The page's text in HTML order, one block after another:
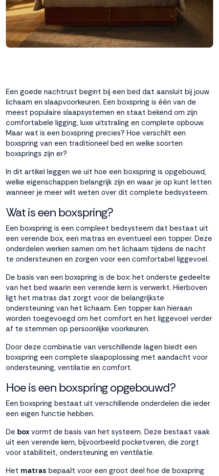
interactie met ons
binnen en buiten
onze website te
volgen. Dat doen we
legitiem en belangrijk,
alle
cookieinstellingen en
lees hier onze privacy
policy. Door te
accepteren geef je
toestemming voor
onze marketing
Weigeren? Dan
plaatsen we alleen
functionele en
Accepteren
Een goede nachtrust begint bij een bed dat aansluit bij jouw
lichaam en slaapvoorkeuren. Een boxspring is één van de
meest populaire slaapsystemen en staat bekend om zijn
comfortabele ligging, luxe uitstraling en complete opbouw.
Maar wat is een boxspring precies? Hoe verschilt een
boxspring van een traditioneel bed en welke soorten
boxsprings zijn er?
In dit artikel leggen we uit hoe een boxspring is opgebouwd,
welke eigenschappen belangrijk zijn en waar je op kunt letten
wanneer je meer wilt weten over dit complete bedsysteem.
Wat is een boxspring?
Een boxspring is een compleet bedsysteem dat bestaat uit
een verende box, een matras en eventueel een topper. Deze
onderdelen werken samen om het lichaam tijdens de nacht
te ondersteunen en zorgen voor een comfortabel liggevoel.
De basis van een boxspring is de box: het onderste gedeelte
van het bed waarin een verende kern is verwerkt. Hierboven
ligt het matras dat zorgt voor de belangrijkste
ondersteuning van het lichaam. Een topper kan hieraan
worden toegevoegd om het comfort en het liggevoel verder
af te stemmen op persoonlijke voorkeuren.
Door deze combinatie van verschillende lagen biedt een
boxspring een complete slaapoplossing met aandacht voor
ondersteuning, ventilatie en comfort.
Hoe is een boxspring opgebouwd?
Een boxspring bestaat uit verschillende onderdelen die ieder
een eigen functie hebben.
De box vormt de basis van het systeem. Deze bestaat vaak
uit een verende kern, bijvoorbeeld pocketveren, die zorgt
voor stabiliteit, ondersteuning en ventilatie.
Het matras bepaalt voor een groot deel hoe de boxspring